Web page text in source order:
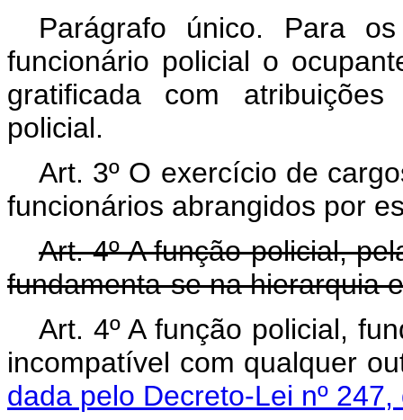
Parágrafo único. Para
funcionário policial o
gratificada com
policial.
Art. 3º O exercício de
funcionários abrangidos por
Art. 4º A função policial,
fundamenta-se na hierarquia
Art. 4º A função policial,
incompatível com
dada pelo Decreto-Lei nº